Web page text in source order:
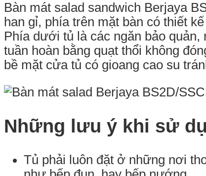
Bàn mát salad sandwich Berjaya
han gỉ, phía trên mặt bàn có thiết
Phía dưới tủ là các ngăn bảo quản,
tuần hoàn bằng quạt thổi không
bề mặt cửa tủ có gioang cao su
Những lưu ý khi sử
Tủ phải luôn đặt ở những nơi